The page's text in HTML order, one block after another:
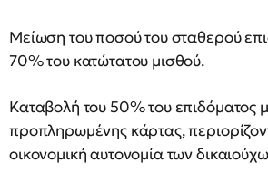
Μείωση του ποσού του σταθερού
70% του κατώτατου μισθού.
Καταβολή του 50% του επιδόματος
προπληρωμένης κάρτας,
οικονομική αυτονομία των